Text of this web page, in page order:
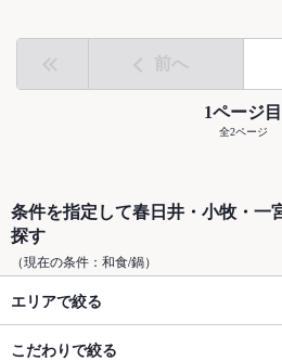
前へ
1ページ目
全2ページ
条件を指定して春日井・小牧・一
探す
（現在の条件：和食/鍋）
エリアで絞る
こだわりで絞る